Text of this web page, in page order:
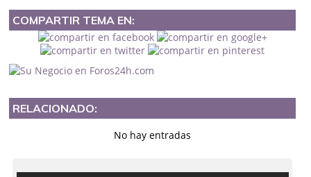
COMPARTIR TEMA EN:
RELACIONADO:
No hay entradas